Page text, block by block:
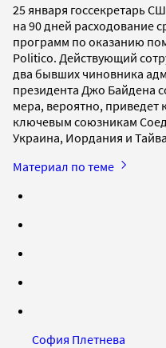
25 января госсекретарь
на 90 дней расходование
программ по оказанию
Politico. Действующий
два бывших чиновника
президента Джо Байдена
мера, вероятно,
ключевым союзникам
Украина, Иордания и
Материал по теме
София Плетнева